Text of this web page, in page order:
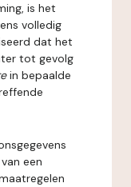
is het
volledig
dat het
tot gevolg
in bepaalde
een